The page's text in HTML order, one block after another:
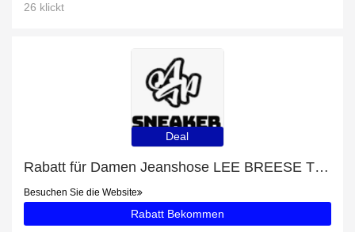
26 klickt
Deal
Rabatt für Damen Jeanshose LEE BREESE THATS RIGHT + zusätzlicher 14%-Rabattgutschein
Besuchen Sie die Website
Rabatt Bekommen